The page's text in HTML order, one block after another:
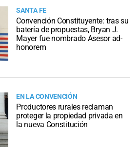
SANTA FE
Convención Constituyente: tras su
batería de propuestas, Bryan J.
Mayer fue nombrado Asesor ad-
honorem
EN LA CONVENCIÓN
Productores rurales reclaman
proteger la propiedad privada en
la nueva Constitución